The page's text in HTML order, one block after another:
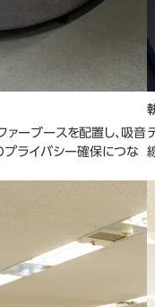
ーブースを配置し、吸音
プライバシー確保につな